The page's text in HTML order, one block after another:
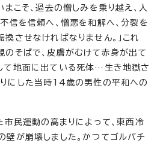
まこそ、過去の憎しみを乗り越え、人
信を信頼へ、憎悪を和解へ、分裂を
させなければなりません。」これ
のそばで、皮膚がむけて赤身が出て
て地面に出ている死体…生き地獄さ
にした当時14歳の男性の平和への
民運動の高まりによって、東西冷
壁が崩壊しました。かつてゴルバチ